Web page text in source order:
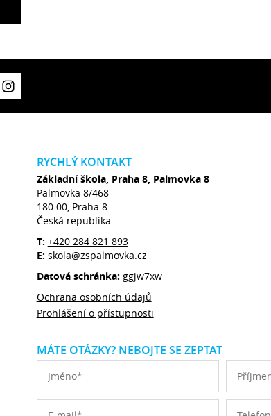
RYCHLÝ KONTAKT
Základní škola, Praha 8, Palmovka 8
Palmovka 8/468
180 00, Praha 8
Česká republika
T: +420 284 821 893
E: skola@zspalmovka.cz
Datová schránka: ggjw7xw
Ochrana osobních údajů
Prohlášení o přístupnosti
MÁTE OTÁZKY? NEBOJTE SE ZEPTAT